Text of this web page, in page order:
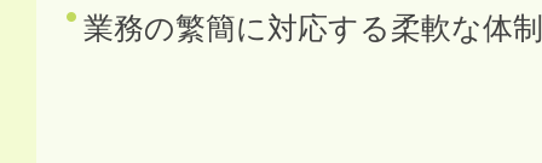
業務の繁簡に対応する柔軟な体